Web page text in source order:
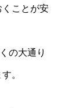
ことが安
の大通り
。